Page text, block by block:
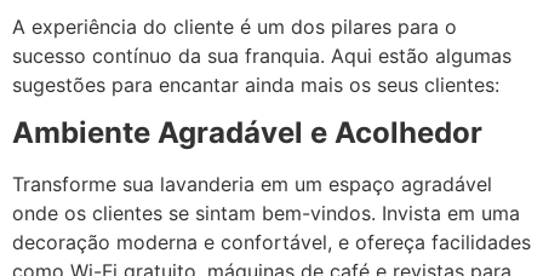
A experiência do cliente é um dos pilares para o
sucesso contínuo da sua franquia. Aqui estão algumas
sugestões para encantar ainda mais os seus clientes:
Ambiente Agradável e Acolhedor
Transforme sua lavanderia em um espaço agradável
onde os clientes se sintam bem-vindos. Invista em uma
decoração moderna e confortável, e ofereça facilidades